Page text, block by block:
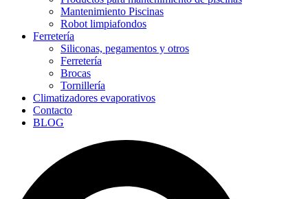
Mantenimiento Piscinas
Robot limpiafondos
Ferretería
Siliconas, pegamentos y otros
Ferretería
Brocas
Tornillería
Climatizadores evaporativos
Contacto
BLOG